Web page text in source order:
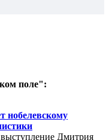
поле":
нобелевскому
Дмитрия